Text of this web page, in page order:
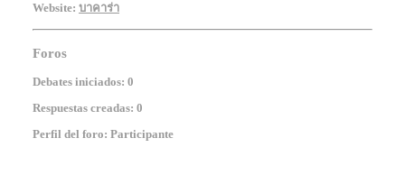
Website: บาคาร่า
Foros
Debates iniciados: 0
Respuestas creadas: 0
Perfil del foro: Participante